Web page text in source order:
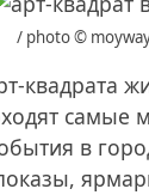
/ photo ©
квадрата
самые
в